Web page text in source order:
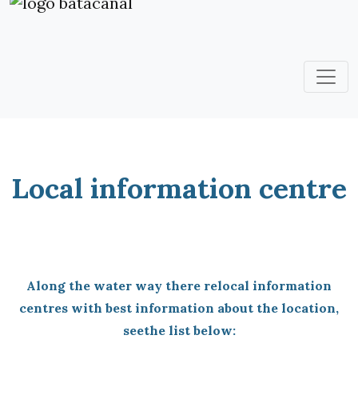
Local information centre
Along the water way there relocal information
centres with best information about the location,
seethe list below: